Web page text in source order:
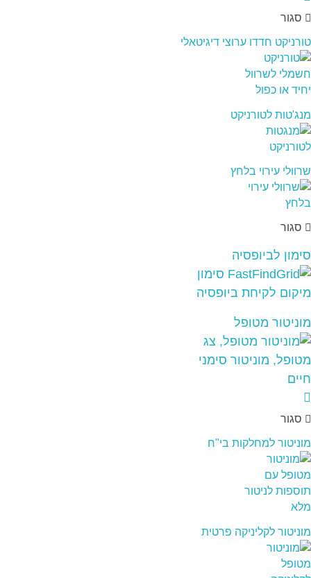
סגור
טורניקט חדדו ערוצי דיגיטאלי
מנג'טות לטורניקט
שרוולי עירוי בלחץ
סגור
סימון לביופסיה
מוניטור מטופל
סגור
מוניטור למחלקות בי"ח
מוניטור לקליניקה פרטית